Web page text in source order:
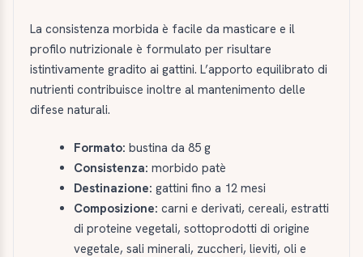
La consistenza morbida è facile da masticare e il
profilo nutrizionale è formulato per risultare
istintivamente gradito ai gattini. L’apporto equilibrato di
nutrienti contribuisce inoltre al mantenimento delle
difese naturali.
Formato: bustina da 85 g
Consistenza: morbido patè
Destinazione: gattini fino a 12 mesi
Composizione: carni e derivati, cereali, estratti
di proteine vegetali, sottoprodotti di origine
vegetale, sali minerali, zuccheri, lieviti, oli e